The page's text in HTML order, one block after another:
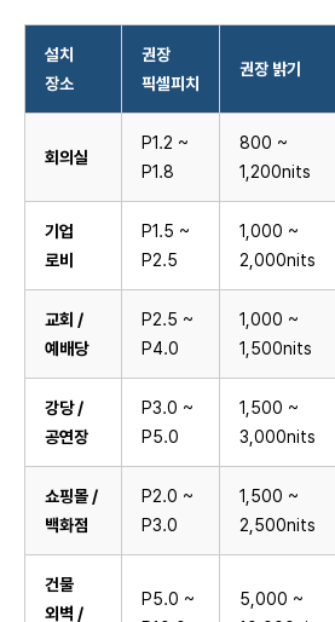
설치
장소
권장
픽셀피치
권장 밝기
회의실
P1.2 ~
P1.8
800 ~
1,200nits
기업
로비
P1.5 ~
P2.5
1,000 ~
2,000nits
교회 /
예배당
P2.5 ~
P4.0
1,000 ~
1,500nits
강당 /
공연장
P3.0 ~
P5.0
1,500 ~
3,000nits
쇼핑몰 /
백화점
P2.0 ~
P3.0
1,500 ~
2,500nits
건물
외벽 /
P5.0 ~
5,000 ~